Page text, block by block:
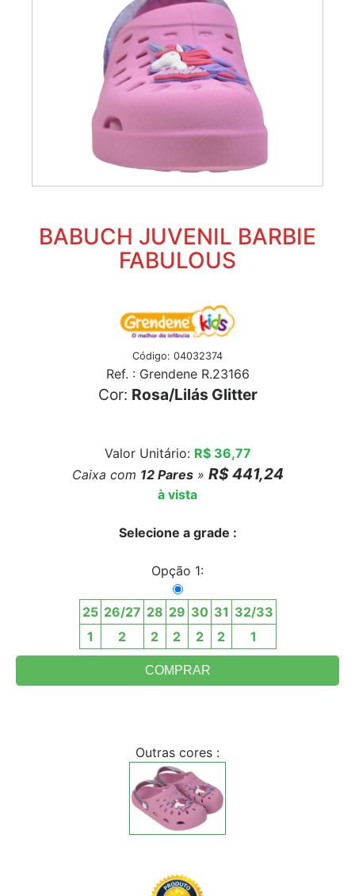
BABUCH JUVENIL BARBIE
FABULOUS
Código: 04032374
Ref. : Grendene R.23166
Cor: Rosa/Lilás Glitter
Valor Unitário: R$ 36,77
Caixa com 12Pares» R$ 441,24
à vista
Selecione a grade :
Opção 1:
25 26/27 28 29 30 31 32/33
1
2 2 2 2 2 1
Outras cores :